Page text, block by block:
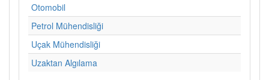
Otomobil
Petrol Mühendisliği
Uçak Mühendisliği
Uzaktan Algılama